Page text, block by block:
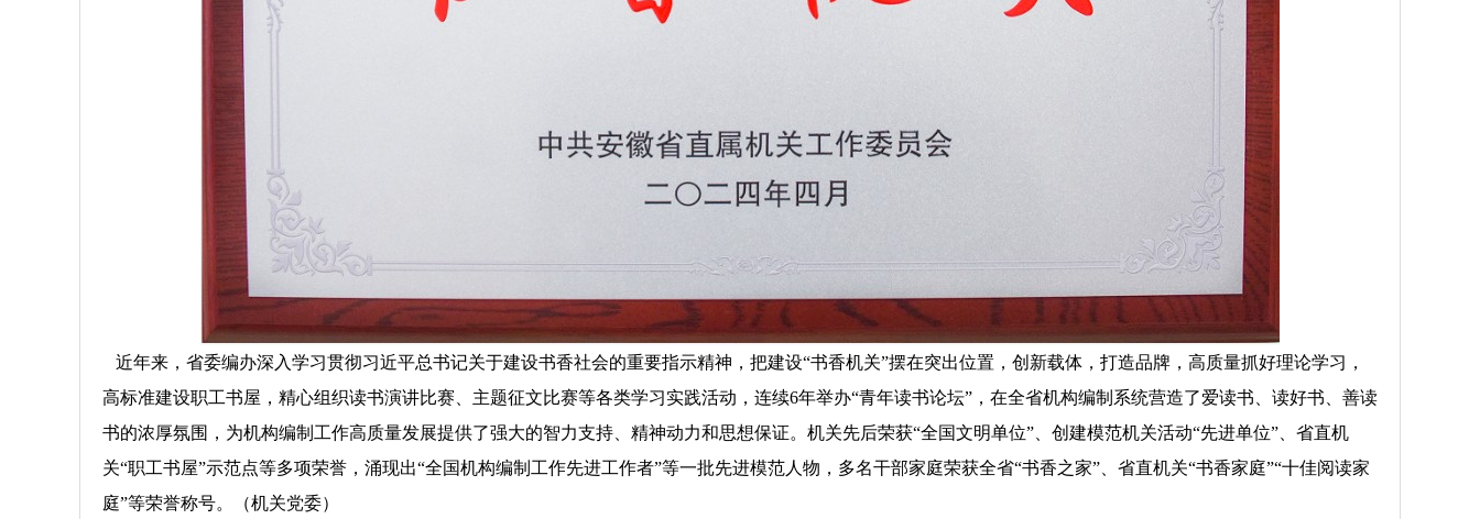
近年来，省委编办深入学习贯彻习近平总书记关于建设书香社会的重要指示精神，把建设“书香机关”摆在突出位置，创新载体，打造品牌，高质量抓好理论学习，
高标准建设职工书屋，精心组织读书演讲比赛、主题征文比赛等各类学习实践活动，连续6年举办“青年读书论坛”，在全省机构编制系统营造了爱读书、读好书、善读
书的浓厚氛围，为机构编制工作高质量发展提供了强大的智力支持、精神动力和思想保证。机关先后荣获“全国文明单位”、创建模范机关活动“先进单位”、省直机
关“职工书屋”示范点等多项荣誉，涌现出“全国机构编制工作先进工作者”等一批先进模范人物，多名干部家庭荣获全省“书香之家”、省直机关“书香家庭”“十佳阅读家
庭”等荣誉称号。（机关党委）